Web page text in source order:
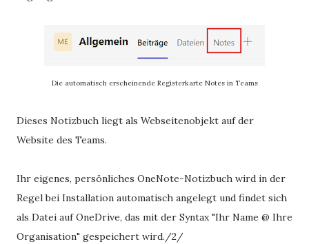
Die automatisch erscheinende Registerkarte Notes in Teams
Dieses Notizbuch liegt als Webseitenobjekt auf der
Website des Teams.
Ihr eigenes, persönliches OneNote-Notizbuch wird in der
Regel bei Installation automatisch angelegt und findet sich
als Datei auf OneDrive, das mit der Syntax "Ihr Name @ Ihre
Organisation" gespeichert wird./2/